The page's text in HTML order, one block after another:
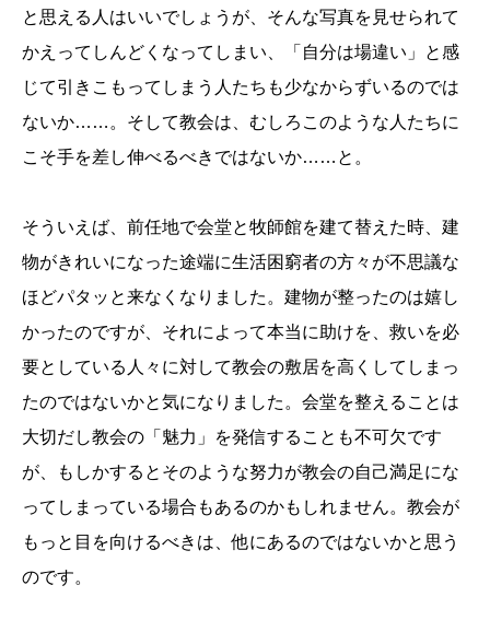
と思える人はいいでしょうが、そんな写真を見せられて
かえってしんどくなってしまい、「自分は場違い」と感
じて引きこもってしまう人たちも少なからずいるのでは
ないか……。そして教会は、むしろこのような人たちに
こそ手を差し伸べるべきではないか……と。
そういえば、前任地で会堂と牧師館を建て替えた時、建
物がきれいになった途端に生活困窮者の方々が不思議な
ほどパタッと来なくなりました。建物が整ったのは嬉し
かったのですが、それによって本当に助けを、救いを必
要としている人々に対して教会の敷居を高くしてしまっ
たのではないかと気になりました。会堂を整えることは
大切だし教会の「魅力」を発信することも不可欠です
が、もしかするとそのような努力が教会の自己満足にな
ってしまっている場合もあるのかもしれません。教会が
もっと目を向けるべきは、他にあるのではないかと思う
のです。